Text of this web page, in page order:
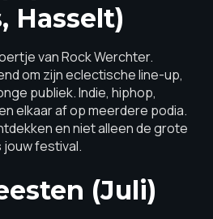
Hasselt)
van Rock Werchter.
om zijn eclectische line-up,
publiek. Indie, hiphop,
elkaar af op meerdere podia.
en niet alleen de grote
jouw festival.
(juli)